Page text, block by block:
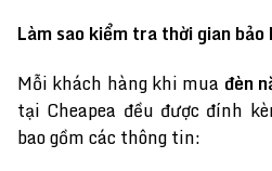
Làm sao kiểm tra thời gian bảo
Mỗi khách hàng khi mua đèn
tại Cheapea đều được đính
bao gồm các thông tin: